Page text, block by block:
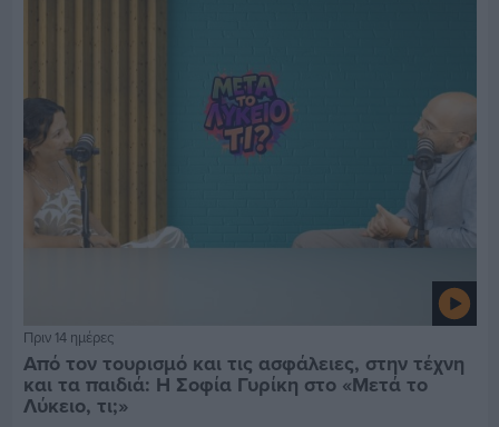
Πριν 14 ημέρες
Από τον τουρισμό και τις ασφάλειες, στην τέχνη
και τα παιδιά: Η Σοφία Γυρίκη στο «Μετά το
Λύκειο, τι;»